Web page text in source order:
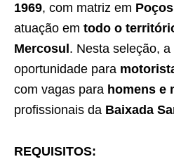
1969, com matriz em
atuação em todo o
Mercosul . Nesta seleção,
oportunidade para
com vagas para homens e
profissionais da Baixada
REQUISITOS: